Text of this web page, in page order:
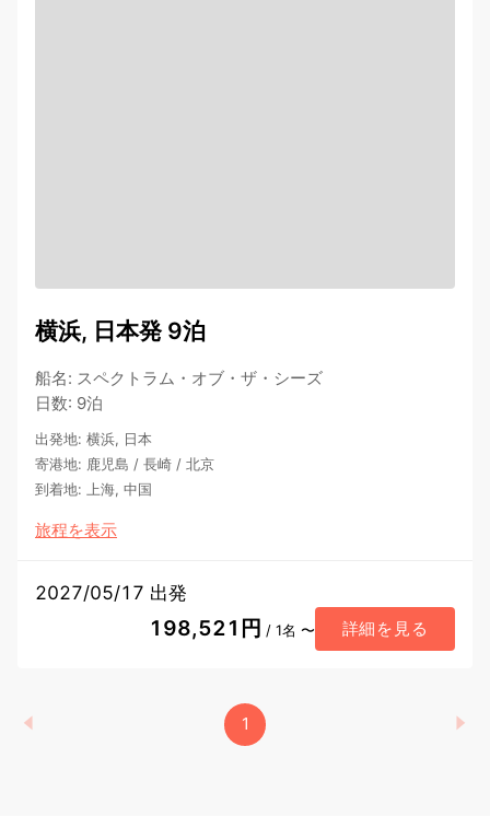
横浜, 日本発 9泊
船名: スペクトラム・オブ・ザ・シーズ
日数: 9泊
出発地: 横浜, 日本
寄港地: 鹿児島 / 長崎 / 北京
到着地: 上海, 中国
旅程を表示
2027/05/17 出発
198,521円 / 1名 〜 詳細を見る
1